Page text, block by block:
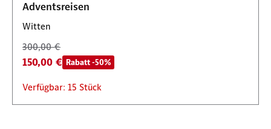
Adventsreisen
Witten
300,00 €
150,00 € Rabatt -50%
Verfügbar: 15 Stück